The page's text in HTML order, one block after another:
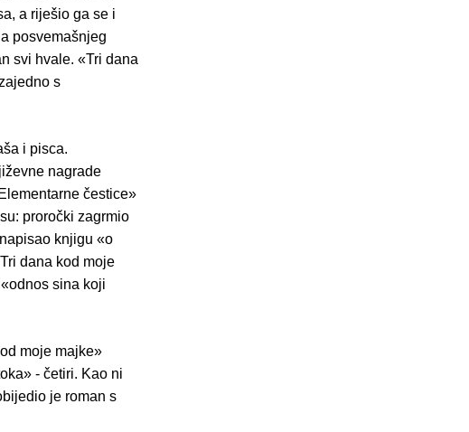
a riješio ga se i
posvemašnjeg
svi hvale. «Tri dana
s
i pisca.
nagrade
čestice»
proročki zagrmio
knjigu «o
dana kod moje
sina koji
moje majke»
- četiri. Kao ni
je roman s